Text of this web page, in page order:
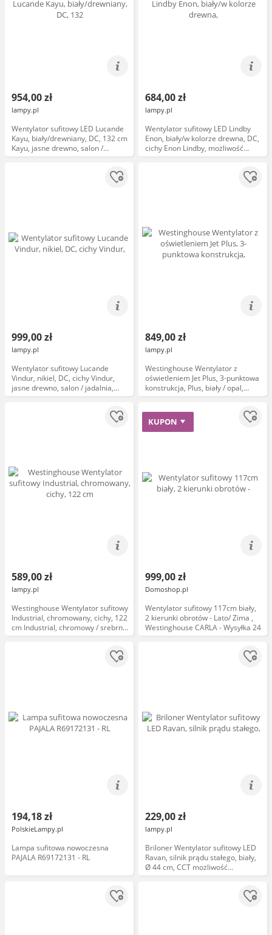
954,00 zł
lampy.pl
Wentylator sufitowy LED Lucande
Kayu, biały/drewniany, DC, 132 cm
Kayu, jasne drewno, salon /
jadalnia, tworzywo sztuczne,
684,00 zł
lampy.pl
Wentylator sufitowy LED Lindby
Enon, biały/w kolorze drewna, DC,
cichy Enon Lindby, możliwość
ściemniania, biały / opal, salon /
999,00 zł
lampy.pl
Wentylator sufitowy Lucande
Vindur, nikiel, DC, cichy Vindur,
jasne drewno, salon / jadalnia,
drewno, nowoczesny
849,00 zł
lampy.pl
Westinghouse Wentylator z
oświetleniem Jet Plus, 3-punktowa
konstrukcja, Plus, biały / opal,
salon / jadalnia, drewno,
589,00 zł
lampy.pl
Westinghouse Wentylator sufitowy
Industrial, chromowany, cichy, 122
cm Industrial, chromowy / srebrny,
metal, nowoczesny
KUPON
999,00 zł
Domoshop.pl
Wentylator sufitowy 117cm biały,
2 kierunki obrotów - Lato/ Zima ,
Westinghouse CARLA - Wysyłka 24
194,18 zł
PolskieLampy.pl
Lampa sufitowa nowoczesna
PAJALA R69172131 - RL
229,00 zł
lampy.pl
Briloner Wentylator sufitowy LED
Ravan, silnik prądu stałego, biały,
Ø 44 cm, CCT możliwość
ściemniania, biały / opal, sypialnia,